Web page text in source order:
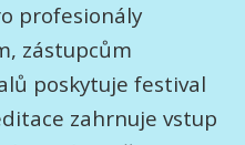
profesionály
zástupcům
poskytuje festival
zahrnuje vstup